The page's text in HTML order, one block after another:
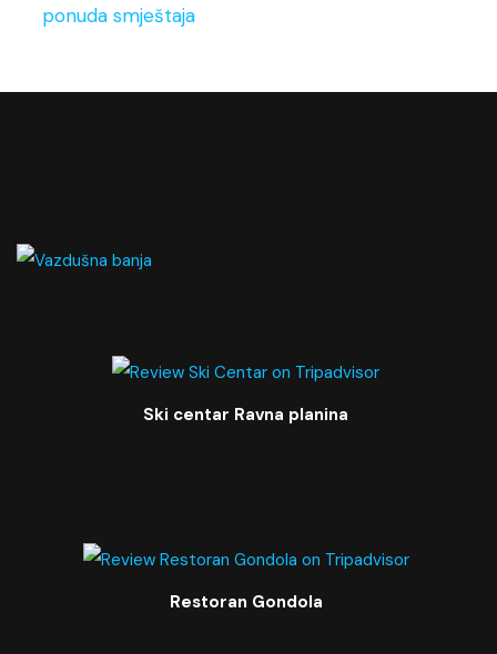
ponuda smještaja
Ski centar Ravna planina
Restoran Gondola